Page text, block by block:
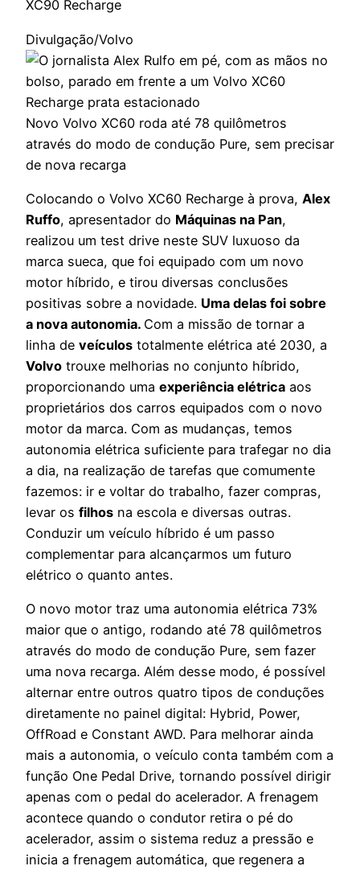
XC90 Recharge
Divulgação/Volvo
Novo Volvo XC60 roda até 78 quilômetros
através do modo de condução Pure, sem precisar
de nova recarga
Colocando o Volvo XC60 Recharge à prova, Alex
Ruffo, apresentador do Máquinas na Pan,
realizou um test drive neste SUV luxuoso da
marca sueca, que foi equipado com um novo
motor híbrido, e tirou diversas conclusões
positivas sobre a novidade. Uma delas foi sobre
a nova autonomia. Com a missão de tornar a
linha de veículos totalmente elétrica até 2030, a
Volvo trouxe melhorias no conjunto híbrido,
proporcionando uma experiência elétrica aos
proprietários dos carros equipados com o novo
motor da marca. Com as mudanças, temos
autonomia elétrica suficiente para trafegar no dia
a dia, na realização de tarefas que comumente
fazemos: ir e voltar do trabalho, fazer compras,
levar os filhos na escola e diversas outras.
Conduzir um veículo híbrido é um passo
complementar para alcançarmos um futuro
elétrico o quanto antes.
O novo motor traz uma autonomia elétrica 73%
maior que o antigo, rodando até 78 quilômetros
através do modo de condução Pure, sem fazer
uma nova recarga. Além desse modo, é possível
alternar entre outros quatro tipos de conduções
diretamente no painel digital: Hybrid, Power,
OffRoad e Constant AWD. Para melhorar ainda
mais a autonomia, o veículo conta também com a
função One Pedal Drive, tornando possível dirigir
apenas com o pedal do acelerador. A frenagem
acontece quando o condutor retira o pé do
acelerador, assim o sistema reduz a pressão e
inicia a frenagem automática, que regenera a